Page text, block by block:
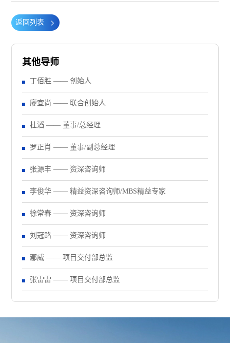
返回列表
其他导师
丁佰胜 —— 创始人
廖宜尚 —— 联合创始人
杜滔 —— 董事/总经理
罗正肖 —— 董事/副总经理
张源丰 —— 资深咨询师
李俊华 —— 精益资深咨询师/MBS精益专家
徐常春 —— 资深咨询师
刘冠路 —— 资深咨询师
鄢威 —— 项目交付部总监
张雷雷 —— 项目交付部总监